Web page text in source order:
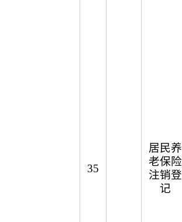
35
居民养
老保险
注销登
记